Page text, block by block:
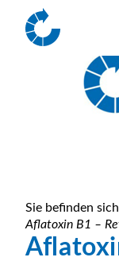
Sie befinden
Aflatoxin B1 –